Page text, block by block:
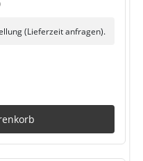
(Lieferzeit anfragen).